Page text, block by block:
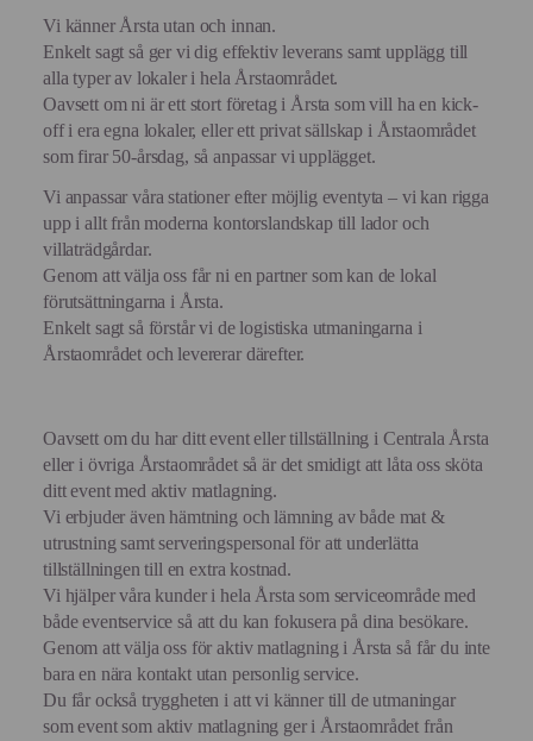
Vi känner Årsta utan och innan.
Enkelt sagt så ger vi dig effektiv leverans samt upplägg till
alla typer av lokaler i hela Årstaområdet.
Oavsett om ni är ett stort företag i Årsta som vill ha en kick-
off i era egna lokaler, eller ett privat sällskap i Årstaområdet
som firar 50-årsdag, så anpassar vi upplägget.
Vi anpassar våra stationer efter möjlig eventyta – vi kan rigga
upp i allt från moderna kontorslandskap till lador och
villaträdgårdar.
Genom att välja oss får ni en partner som kan de lokal
förutsättningarna i Årsta.
Enkelt sagt så förstår vi de logistiska utmaningarna i
Årstaområdet och levererar därefter.
Oavsett om du har ditt event eller tillställning i Centrala Årsta
eller i övriga Årstaområdet så är det smidigt att låta oss sköta
ditt event med aktiv matlagning.
Vi erbjuder även hämtning och lämning av både mat &
utrustning samt serveringspersonal för att underlätta
tillställningen till en extra kostnad.
Vi hjälper våra kunder i hela Årsta som serviceområde med
både eventservice så att du kan fokusera på dina besökare.
Genom att välja oss för aktiv matlagning i Årsta så får du inte
bara en nära kontakt utan personlig service.
Du får också tryggheten i att vi känner till de utmaningar
som event som aktiv matlagning ger i Årstaområdet från